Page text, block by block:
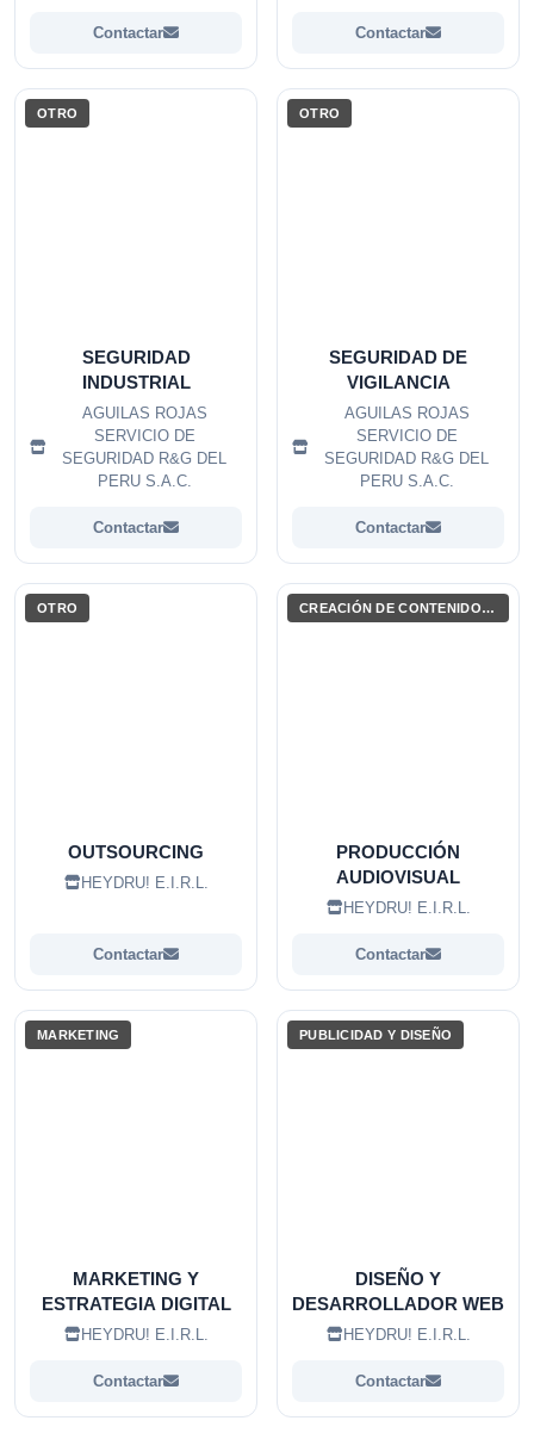
Contactar Contactar
OTRO
SEGURIDAD
INDUSTRIAL
AGUILAS ROJAS
SERVICIO DE
SEGURIDAD R&G DEL
PERU S.A.C.
Contactar
OTRO
SEGURIDAD DE
VIGILANCIA
AGUILAS ROJAS
SERVICIO DE
SEGURIDAD R&G DEL
PERU S.A.C.
Contactar
OTRO
OUTSOURCING
HEYDRU! E.I.R.L.
Contactar
CREACIÓN DE CONTENIDO AUDIOVISUAL
PRODUCCIÓN
AUDIOVISUAL
HEYDRU! E.I.R.L.
Contactar
MARKETING
MARKETING Y
ESTRATEGIA DIGITAL
HEYDRU! E.I.R.L.
Contactar
PUBLICIDAD Y DISEÑO
DISEÑO Y
DESARROLLADOR WEB
HEYDRU! E.I.R.L.
Contactar